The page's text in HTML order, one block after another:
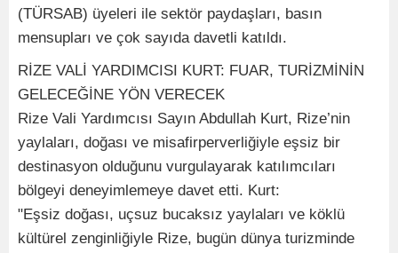
(TÜRSAB) üyeleri ile sektör paydaşları, basın
mensupları ve çok sayıda davetli katıldı.
RİZE VALİ YARDIMCISI KURT: FUAR, TURİZMİNİN
GELECEĞİNE YÖN VERECEK
Rize Vali Yardımcısı Sayın Abdullah Kurt, Rize’nin
yaylaları, doğası ve misafirperverliğiyle eşsiz bir
destinasyon olduğunu vurgulayarak katılımcıları
bölgeyi deneyimlemeye davet etti. Kurt:
"Eşsiz doğası, uçsuz bucaksız yaylaları ve köklü
kültürel zenginliğiyle Rize, bugün dünya turizminde